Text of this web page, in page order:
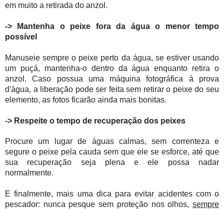
em muito a retirada do anzol.
->
Mantenha o peixe fora da água o menor tempo
possível
Manuseie sempre o peixe perto da água, se estiver usando
um puçá, mantenha-o dentro da água enquanto retira o
anzol. Caso possua uma máquina fotográfica à prova
d'água, a liberação pode ser feita sem retirar o peixe do seu
elemento, as fotos ficarão ainda mais bonitas.
-> Respeite o tempo de recuperação dos peixes
Procure um lugar de águas calmas, sem correnteza e
segure o peixe pela cauda sem que ele se esforce, até que
sua recuperação seja plena e ele possa nadar
normalmente.
E finalmente, mais uma dica para evitar acidentes com o
pescador: nunca pesque sem proteção nos olhos,sempre